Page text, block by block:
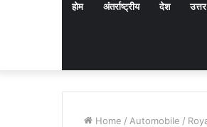
होम अंतर्राष्ट्रीय देश
Home / Automobile /